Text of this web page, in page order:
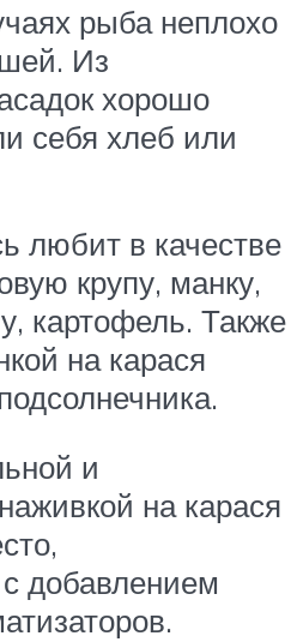
рыба неплохо
Из
хорошо
себя хлеб или
любит в качестве
крупу, манку,
картофель. Также
на карася
и
на карася
добавлением